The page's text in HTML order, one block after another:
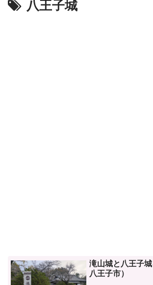
八王子城
滝山城と八王子
八王子市）